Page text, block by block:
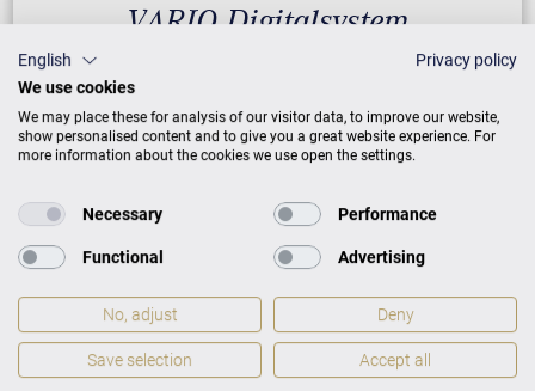
VARIO Digitalsystem
Wir helfen bei Softwarefehlern
GARANTIEBEDINGUNGEN
English
Privacy policy
We use cookies
We may place these for analysis of our visitor data, to improve our website,
show personalised content and to give you a great website experience. For
more information about the cookies we use open the settings.
Necessary Performance
Functional Advertising
No, adjust Deny
Save selection Accept all